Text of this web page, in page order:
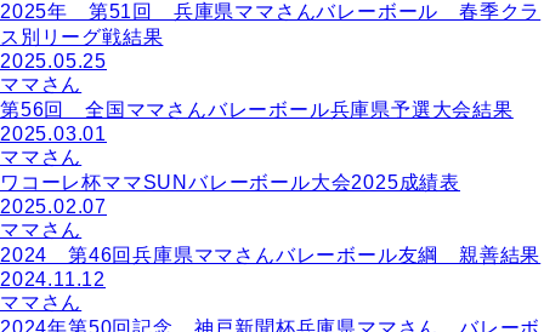
2025年 第51回 兵庫県ママさんバレーボール 春季クラ
ス別リーグ戦結果
2025.05.25
ママさん
第56回 全国ママさんバレーボール兵庫県予選大会結果
2025.03.01
ママさん
ワコーレ杯ママSUNバレーボール大会2025成績表
2025.02.07
ママさん
2024 第46回兵庫県ママさんバレーボール友綱 親善結果
2024.11.12
ママさん
2024年第50回記念 神戸新聞杯兵庫県ママさん バレーボ